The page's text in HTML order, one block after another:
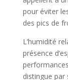
pour éviter
des pics de
L’humidité
présence
distingue par